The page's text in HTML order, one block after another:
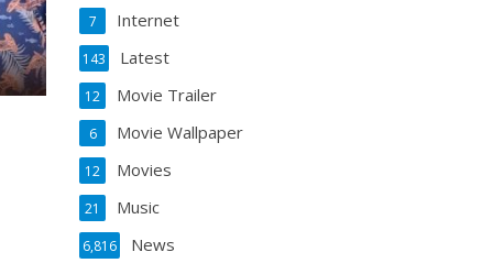
Internet
7
Latest
143
Movie Trailer
12
Movie Wallpaper
6
Movies
12
Music
21
News
6,816